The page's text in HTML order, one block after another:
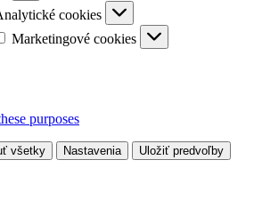
cookies
Marketingové cookies
purposes
všetky Nastavenia Uložiť predvoľby